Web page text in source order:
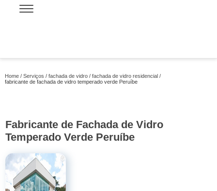
Home Serviços fachada de vidro
fachada de vidro residencial
fabricante de fachada de vidro temperado verde Peruíbe
Fabricante de Fachada de Vidro
Temperado Verde Peruíbe